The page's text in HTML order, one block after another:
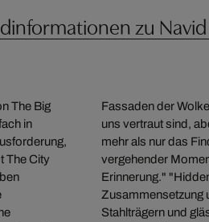
zu
The Big
in
The City
Orte, die
"ein
einer